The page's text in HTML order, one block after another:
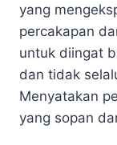
yang
percakapan
untuk diingat
dan tidak
Menyatakan
yang sopan